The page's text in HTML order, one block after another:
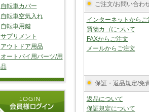
自転車カバー
自転車空気入れ
自転車用鍵
サプリメント
アウトドア用品
オートバイ用パーツ/用
品
ご注文/お問い合わ
インターネットからご
買物カゴについて
FAXからご注文
メールからご注文
保証・返品規定/免
返品について
保証規定について